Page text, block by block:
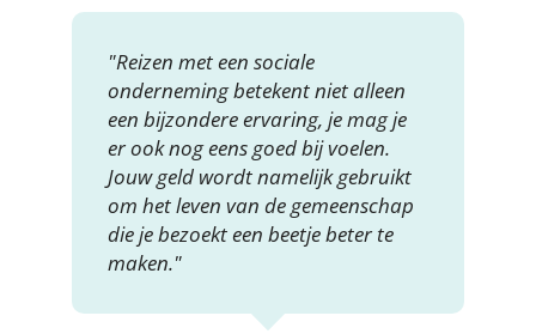
"Reizen met een sociale
onderneming betekent niet alleen
een bijzondere ervaring, je mag je
er ook nog eens goed bij voelen.
Jouw geld wordt namelijk gebruikt
om het leven van de gemeenschap
die je bezoekt een beetje beter te
maken."